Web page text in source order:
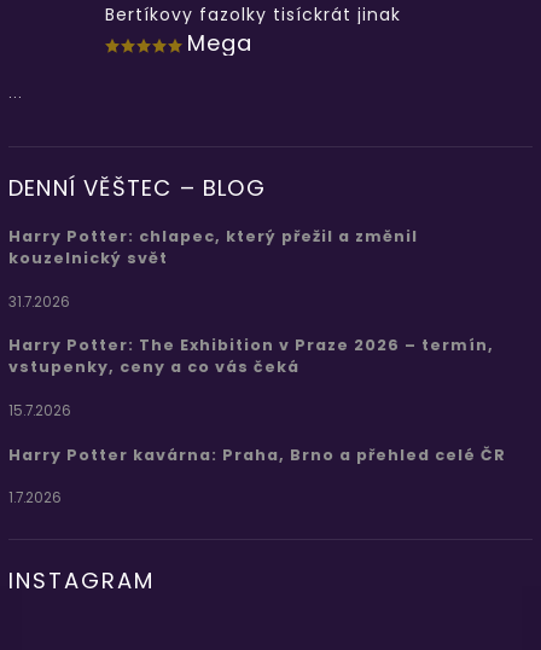
Bertíkovy fazolky tisíckrát jinak
Mega
...
DENNÍ VĚŠTEC – BLOG
Harry Potter: chlapec, který přežil a změnil
kouzelnický svět
31.7.2026
Harry Potter: The Exhibition v Praze 2026 – termín,
vstupenky, ceny a co vás čeká
15.7.2026
Harry Potter kavárna: Praha, Brno a přehled celé ČR
1.7.2026
INSTAGRAM